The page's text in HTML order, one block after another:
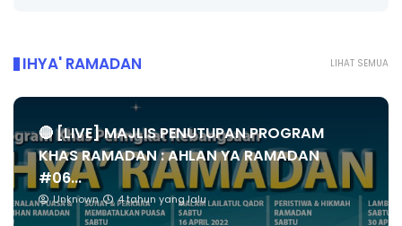
LIHAT SEMUA
IHYA' RAMADAN
🔴 [LIVE] MAJLIS PENUTUPAN PROGRAM
KHAS RAMADAN : AHLAN YA RAMADAN
#06...
Unknown 4 tahun yang lalu